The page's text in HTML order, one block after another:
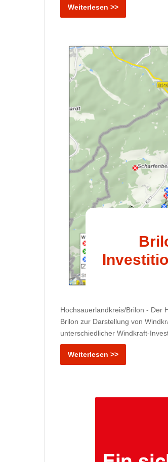
Weiterlesen >>
Hochsauerlandkreis/Brilon - Der
Brilon zur Darstellung von
unterschiedlicher Windkraft-
Weiterlesen >>